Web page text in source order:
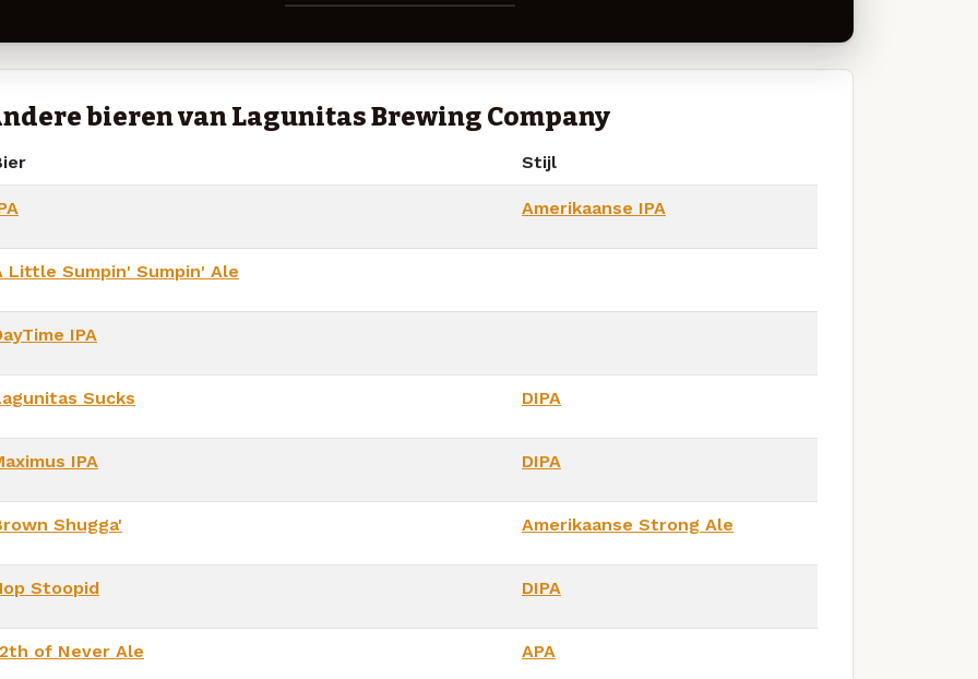
bieren van Lagunitas Brewing Company
Stijl
Amerikaanse IPA
Little Sumpin' Sumpin' Ale
IPA
Sucks DIPA
IPA DIPA
Shugga' Amerikaanse Strong Ale
Stoopid DIPA
of Never Ale APA